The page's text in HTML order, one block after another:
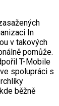
In
v takových
pomůže.
T-Mobile
spolupráci s
běžně